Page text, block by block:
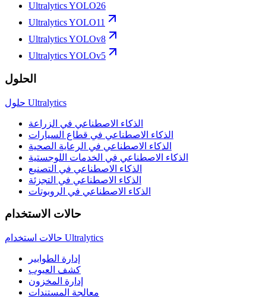
Ultralytics YOLO26
Ultralytics YOLO11
Ultralytics YOLOv8
Ultralytics YOLOv5
الحلول
حلول Ultralytics
الذكاء الاصطناعي في الزراعة
الذكاء الاصطناعي في قطاع السيارات
الذكاء الاصطناعي في الرعاية الصحية
الذكاء الاصطناعي في الخدمات اللوجستية
الذكاء الاصطناعي في التصنيع
الذكاء الاصطناعي في التجزئة
الذكاء الاصطناعي في الروبوتات
حالات الاستخدام
حالات استخدام Ultralytics
إدارة الطوابير
كشف العيوب
إدارة المخزون
معالجة المستندات